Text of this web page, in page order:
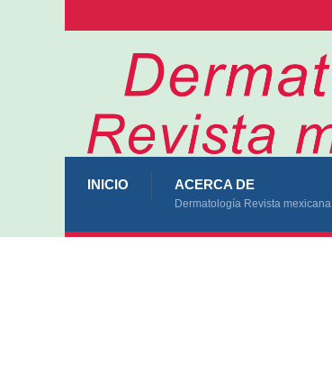
INICIO ACERCA DE
Dermatología Revista mexicana